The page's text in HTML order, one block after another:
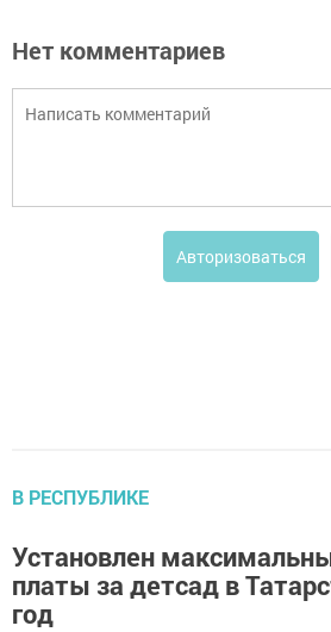
Нет комментариев
Авторизоваться
В РЕСПУБЛИКЕ
Установлен
платы за детсад в
год